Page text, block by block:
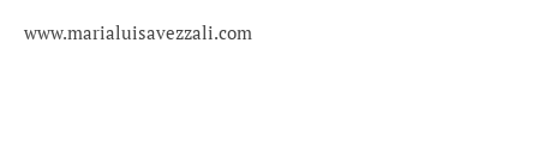
www.marialuisavezzali.com